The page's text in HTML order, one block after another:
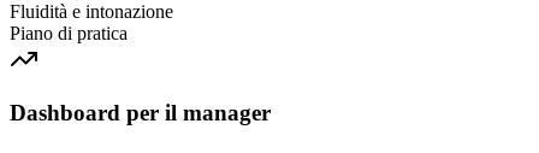
Fluidità e intonazione
Piano di pratica
Dashboard per il manager